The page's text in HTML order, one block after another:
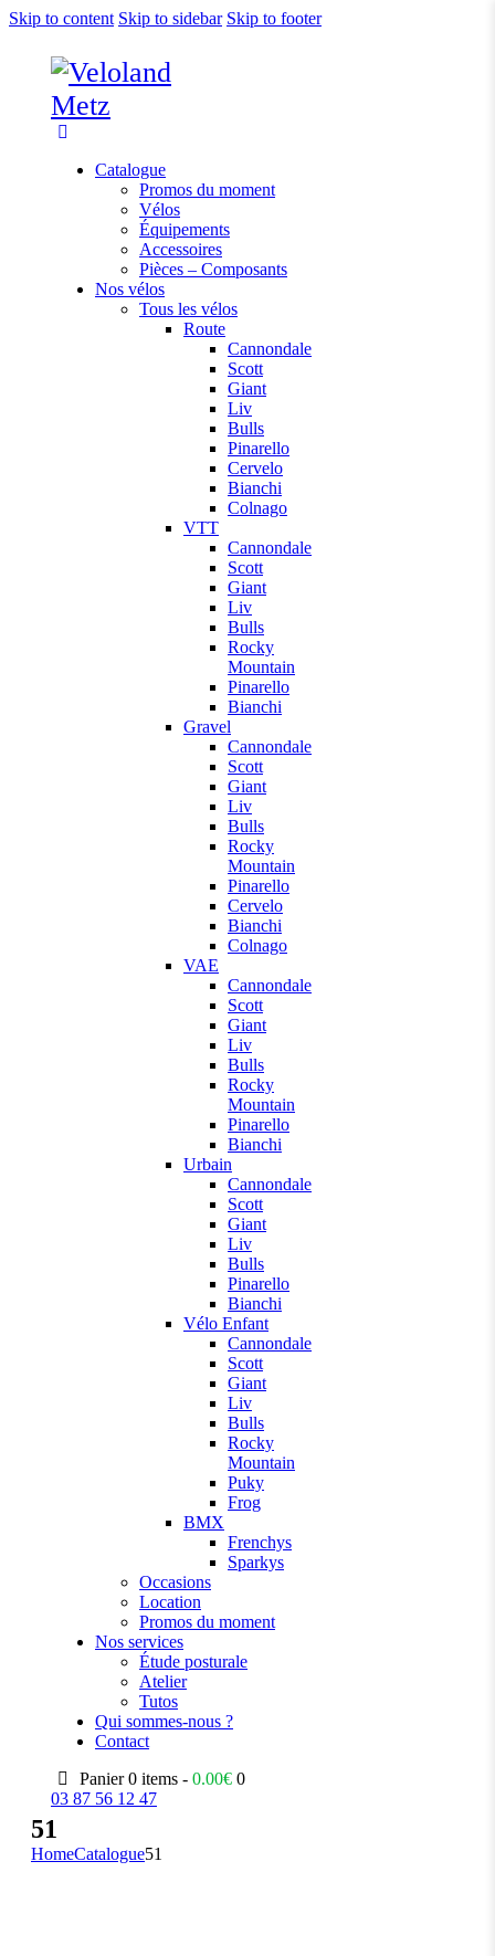
Skip to content Skip to sidebar Skip to footer
Catalogue
Promos du moment
Vélos
Équipements
Accessoires
Pièces – Composants
Nos vélos
Tous les vélos
Route
Cannondale
Scott
Giant
Liv
Bulls
Pinarello
Cervelo
Bianchi
Colnago
VTT
Cannondale
Scott
Giant
Liv
Bulls
Rocky
Mountain
Pinarello
Bianchi
Gravel
Cannondale
Scott
Giant
Liv
Bulls
Rocky
Mountain
Pinarello
Cervelo
Bianchi
Colnago
VAE
Cannondale
Scott
Giant
Liv
Bulls
Rocky
Mountain
Pinarello
Bianchi
Urbain
Cannondale
Scott
Giant
Liv
Bulls
Pinarello
Bianchi
Vélo Enfant
Cannondale
Scott
Giant
Liv
Bulls
Rocky
Mountain
Puky
Frog
BMX
Frenchys
Sparkys
Occasions
Location
Promos du moment
Nos services
Étude posturale
Atelier
Tutos
Qui sommes-nous ?
Contact
Panier 0 items -0.00€ 0
03 87 56 12 47
51
HomeCatalogue51